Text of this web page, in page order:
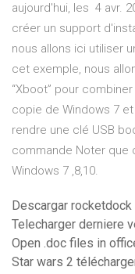
aujourd'hui, les 4 avr.
créer un support
nous allons ici utiliser
cet exemple, nous
“Xboot” pour
copie de Windows 7
rendre une clé USB
commande Noter que
Windows 7 ,8,10.
Descargar
Telecharger derniere
Open .doc files in
Star wars 2